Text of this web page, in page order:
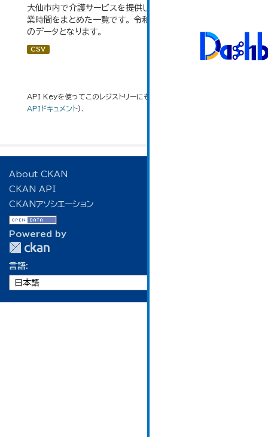
大仙市内で介護サービスを提供している事業所の住所や営
業時間をまとめた一覧です。 令和６年１月１日調査時点で
のデータとなります。
CSV
API Keyを使ってこのレジストリーにもアクセス可能です
APIドキュメント).
About CKAN
CKAN API
CKANアソシエーション
Powered by
言語